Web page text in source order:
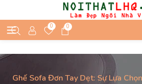
0 0
Ghế Sofa Đơn Tay Dẹt: Sự Lựa